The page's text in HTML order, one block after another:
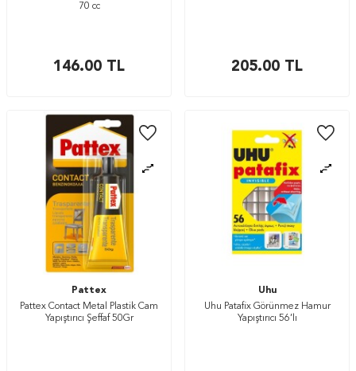
70 cc
146.00 TL 205.00 TL
Pattex
Pattex Contact Metal Plastik Cam
Yapıştırıcı Şeffaf 50Gr
Uhu
Uhu Patafix Görünmez Hamur
Yapıştırıcı 56’lı